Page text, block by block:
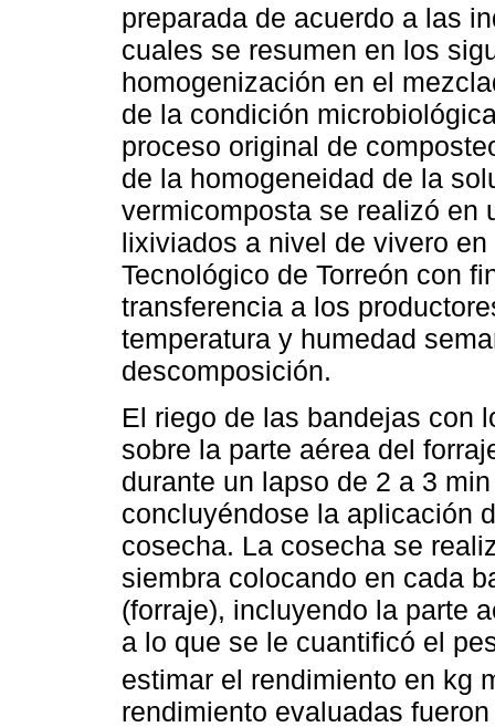
preparada de acuerdo a las
cuales se resumen en los
homogenización en el
de la condición
proceso original de
de la homogeneidad de la
vermicomposta se realizó en
lixiviados a nivel de vivero
Tecnológico de Torreón con
transferencia a los
temperatura y humedad
descomposición.
El riego de las bandejas con
sobre la parte aérea del
durante un lapso de 2 a 3
concluyéndose la aplicación
cosecha. La cosecha se
siembra colocando en cada
(forraje), incluyendo la parte
a lo que se le cuantificó el
estimar el rendimiento en kg
rendimiento evaluadas